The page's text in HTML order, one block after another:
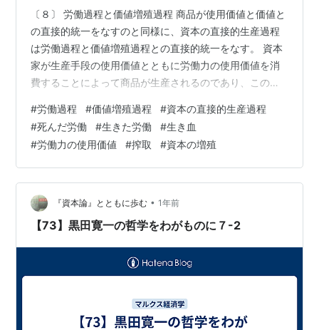
〔８〕 労働過程と価値増殖過程 商品が使用価値と価値と
の直接的統一をなすのと同様に、資本の直接的生産過程
は労働過程と価値増殖過程との直接的統一をなす。 資本
家が生産手段の使用価値とともに労働力の使用価値を消
費することによって商品が生産されるのであり、この過
いう規定をうけたところの生産過程とされているのは、
流通過程によって媒介されていない生産過程という意味
においてである。 この資本の直接的生産過程は二つの角
度から分析されなければならない。この過程を、その技
術的側面を明らかにする角度から分析するばあいには、
それは労働過程と規定され、この側面は技術学…
#労働過程 #価値増殖過程 #資本の直接的生産過程
#死んだ労働 #生きた労働 #生き血
#労働力の使用価値 #搾取 #資本の増殖
『資本論』とともに歩む • 1年前
【73】黒田寛一の哲学をわがものに７-2